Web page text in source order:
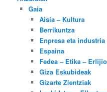
Gaia
Aisia – Kultura
Berrikuntza
Enpresa eta industria
Espaina
Fedea – Etika –
Giza Eskubideak
Gizarte Zientziak